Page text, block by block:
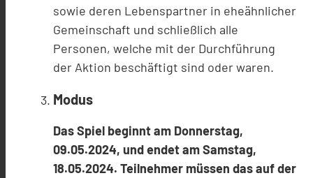
sowie deren Lebenspartner in eheähnlicher
Gemeinschaft und schließlich alle
Personen, welche mit der Durchführung
der Aktion beschäftigt sind oder waren.
Modus
Das Spiel beginnt am Donnerstag,
09.05.2024, und endet am Samstag,
18.05.2024. Teilnehmer müssen das auf der